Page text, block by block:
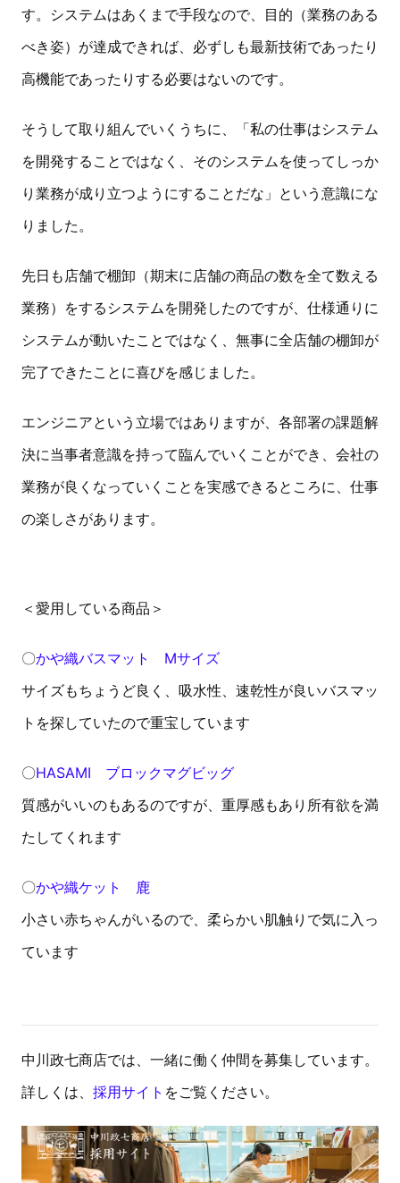
す。システムはあくまで手段なので、目的（業務のある
べき姿）が達成できれば、必ずしも最新技術であったり
高機能であったりする必要はないのです。
そうして取り組んでいくうちに、「私の仕事はシステム
を開発することではなく、そのシステムを使ってしっか
り業務が成り立つようにすることだな」という意識にな
りました。
先日も店舗で棚卸（期末に店舗の商品の数を全て数える
業務）をするシステムを開発したのですが、仕様通りに
システムが動いたことではなく、無事に全店舗の棚卸が
完了できたことに喜びを感じました。
エンジニアという立場ではありますが、各部署の課題解
決に当事者意識を持って臨んでいくことができ、会社の
業務が良くなっていくことを実感できるところに、仕事
の楽しさがあります。
＜愛用している商品＞
〇かや織バスマット Mサイズ
サイズもちょうど良く、吸水性、速乾性が良いバスマッ
トを探していたので重宝しています
〇HASAMI ブロックマグビッグ
質感がいいのもあるのですが、重厚感もあり所有欲を満
たしてくれます
〇かや織ケット 鹿
小さい赤ちゃんがいるので、柔らかい肌触りで気に入っ
ています
中川政七商店では、一緒に働く仲間を募集しています。
詳しくは、 採用サイト をご覧ください。